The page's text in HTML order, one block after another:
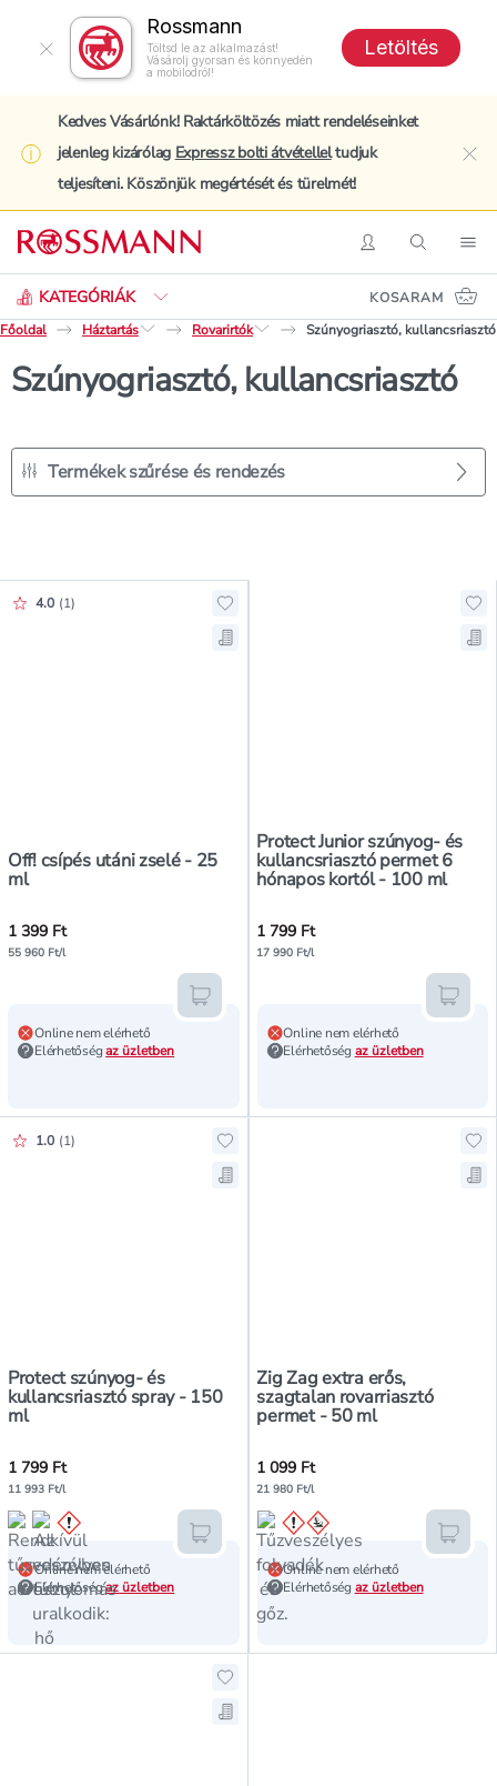
Rossmann
Töltsd le az alkalmazást!
Vásárolj gyorsan és könnyedén
a mobilodról!
Letöltés
Kedves Vásárlónk! Raktárköltözés miatt rendeléseinket
jelenleg kizárólag Expressz bolti átvételleltudjuk
teljesíteni. Köszönjük megértését és türelmét!
BelépésKeresés
KATEGÓRIÁK
Keresés
KOSARAM
Főoldal
Háztartás Rovarirtók Szúnyogriasztó, kullancsriasztó
Szúnyogriasztó, kullancsriasztó
Termékek szűrése és rendezés
Off! csípés utáni zselé - 25
ml
Értékelés pontszáma:
4.0 (1)
Hozzáadás a kedvencekhez, Off!
Mentés a bevásárló listára, Off!
1 399 Ft
55 960 Ft/l
Online nem elérhető
Elérhetőségaz üzletben
Kosárba teszem
Protect Junior szúnyog- és
kullancsriasztó permet 6
hónapos kortól - 100 ml
1 799 Ft
17 990 Ft/l
Online nem elérhető
Elérhetőség az üzletben
Protect szúnyog- és
kullancsriasztó spray - 150
ml
Értékelés pontszáma:
1.0 (1)
Hozzáadás a kedvencekhez,
Mentés a bevásárló listára,
1 799 Ft
11 993 Ft/l
Online nem elérhető
Elérhetőségaz üzletben
Kosárba teszem
Zig Zag extra erős,
szagtalan rovarriasztó
permet - 50 ml
1 099 Ft
21 980 Ft/l
Online nem elérhető
Elérhetőség az üzletben
Hozzáadás a kedvencekhez,
Mentés a bevásárló listára,